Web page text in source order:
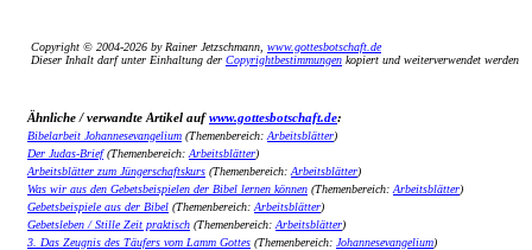
Copyright © 2004-2026 by Rainer Jetzschmann, www.gottesbotschaft.de
Dieser Inhalt darf unter Einhaltung der Copyrightbestimmungen kopiert und weiterverwendet werden
Ähnliche / verwandte Artikel aufwww.gottesbotschaft.de:
Bibelarbeit Johannesevangelium (Themenbereich: Arbeitsblätter)
Der Judas-Brief(Themenbereich: Arbeitsblätter)
Arbeitsblätter zum Jüngerschaftskurs (Themenbereich: Arbeitsblätter)
Was wir aus den Gebetsbeispielen der Bibel lernen können (Themenbereich: Arbeitsblätter)
Gebetsbeispiele aus der Bibel (Themenbereich: Arbeitsblätter)
Gebetsleben / Stille Zeit praktisch (Themenbereich: Arbeitsblätter)
3. Das Zeugnis des Täufers vom Lamm Gottes (Themenbereich: Johannesevangelium)